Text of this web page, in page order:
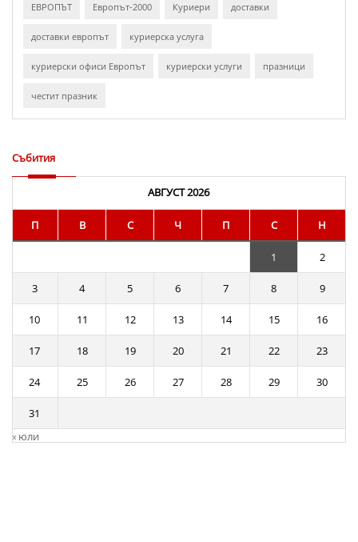
ЕВРОПЪТ Европът-2000 Куриери доставки
доставки европът куриерска услуга
куриерски офиси Европът куриерски услуги празници
честит празник
Събития
АВГУСТ 2026
П В С Ч П С Н
1 2
3 4 5 6 7 8 9
10 11 12 13 14 15 16
17 18 19 20 21 22 23
24 25 26 27 28 29 30
31
« юли